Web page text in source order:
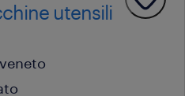
utensili